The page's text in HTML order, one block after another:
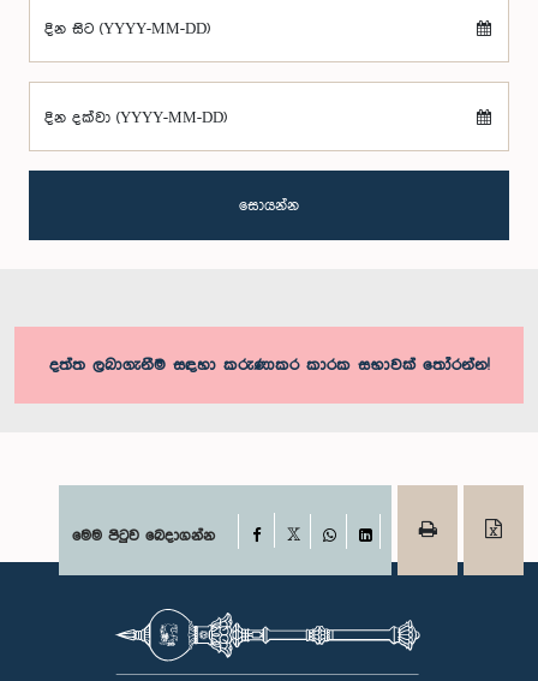
දින සිට (YYYY-MM-DD)
දින දක්වා (YYYY-MM-DD)
සොයන්න
දත්ත ලබාගැනීම සඳහා කරුණාකර කාරක සභාවක් තෝරන්න!
මෙම පිටුව බෙදාගන්න Facebook
WhatsAppLinkedIn